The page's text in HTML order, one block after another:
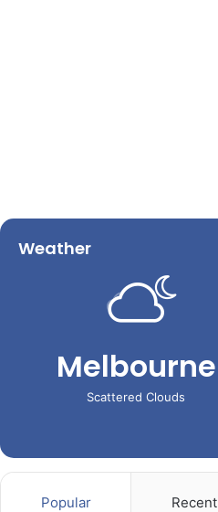
Weather
Melbourne
Scattered Clouds
Popular Recent